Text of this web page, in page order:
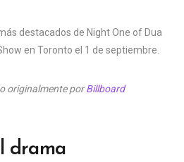
destacados de Night One of Dua
en Toronto el 1 de septiembre.
originalmente porBillboard
drama